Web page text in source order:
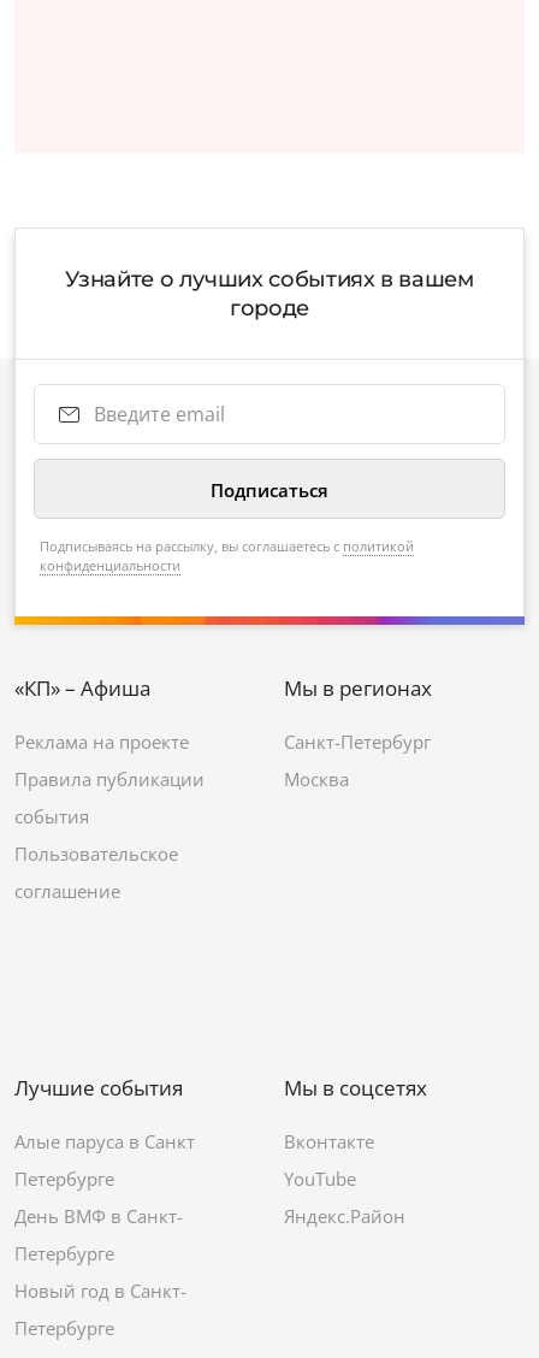
Узнайте о лучших событиях в вашем
городе
Подписываясь на рассылку, вы соглашаетесь с политикой
конфиденциальности
«КП» – Афиша
Реклама на проекте
Правила публикации
события
Пользовательское
соглашение
Мы в регионах
Санкт-Петербург
Москва
Лучшие события
Алые паруса в Санкт
Петербурге
День ВМФ в Санкт-
Петербурге
Новый год в Санкт-
Петербурге
Мы в соцсетях
Вконтакте
YouTube
Яндекс.Район